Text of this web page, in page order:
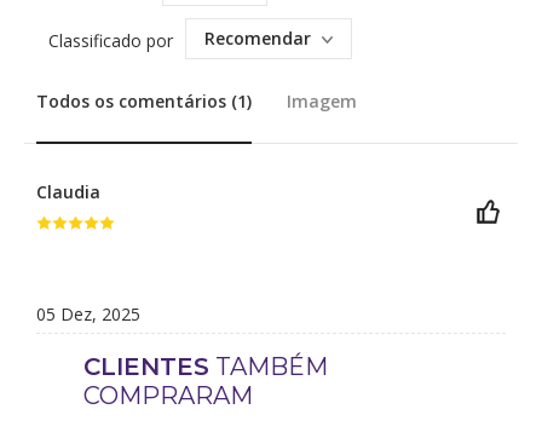
Classificado por Recomendar
Todos os comentários (1) Imagem
Claudia
05 Dez, 2025
CLIENTES TAMBÉM
COMPRARAM